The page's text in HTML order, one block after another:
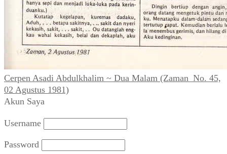
Cerpen Asadi Abdulkhalim ~ Dua Malam (Zaman_No. 45,
02 Agustus 1981)
Akun Saya
Username
Password